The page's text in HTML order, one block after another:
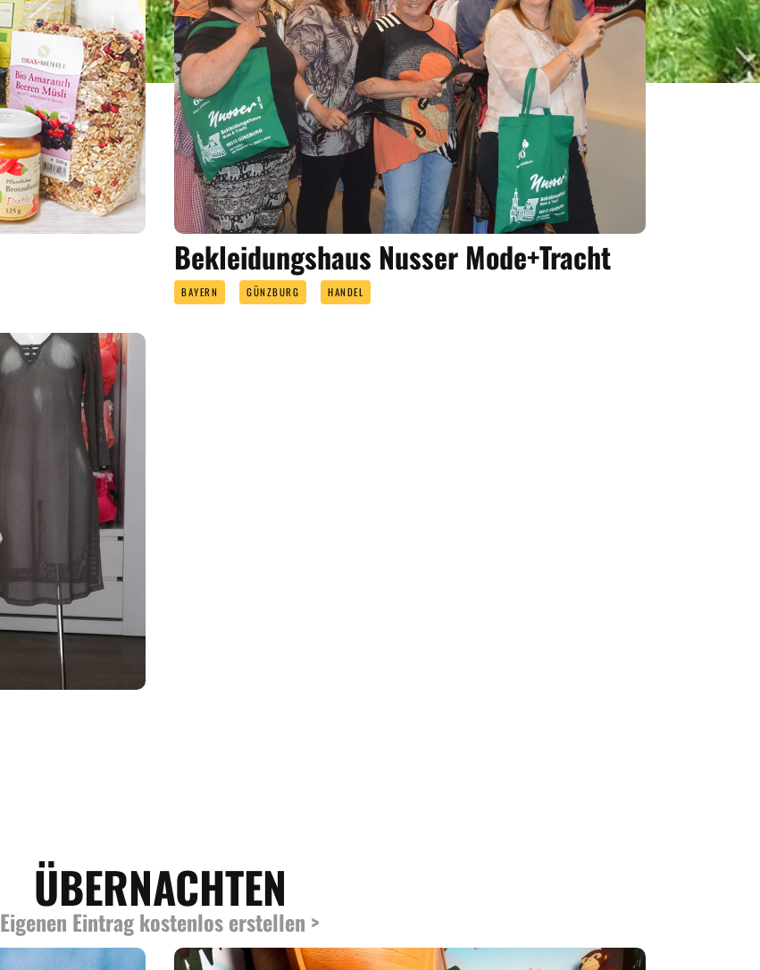
Bekleidungshaus Nusser Mode+Tracht
BAYERN GÜNZBURG HANDEL
ÜBERNACHTEN
Eigenen Eintrag kostenlos erstellen >